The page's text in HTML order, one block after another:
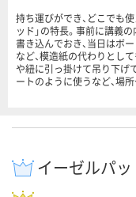
持ち運びができ、どこでも
ッド」の特長。事前に講義
書き込んでおき、当日はボ
など、模造紙の代わりとし
や紐に引っ掛けて吊り下げ
ートのように使うなど、場
イーゼルパ